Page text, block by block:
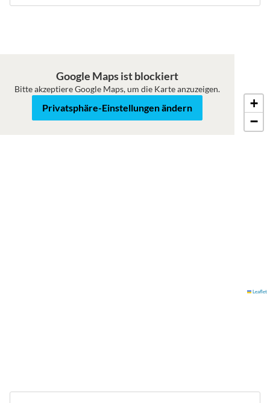
Karte Satellit
+
−
Leaflet
Google Maps ist blockiert
Bitte akzeptiere Google Maps, um die Karte anzuzeigen.
Privatsphäre-Einstellungen ändern